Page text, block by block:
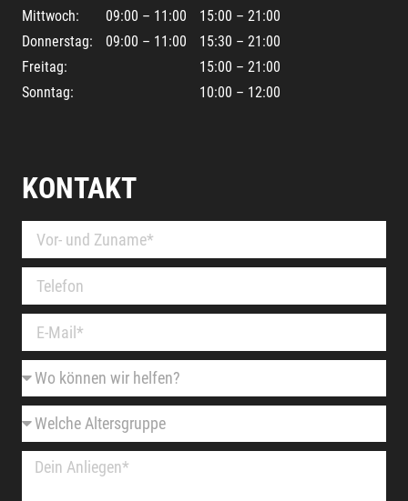
Mittwoch:
09:00 – 11:00
15:00 – 21:00
Donnerstag:
09:00 – 11:00
15:30 – 21:00
Freitag:
15:00 – 21:00
Sonntag:
10:00 – 12:00
KONTAKT